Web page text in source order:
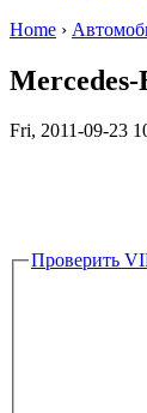
Home ›
Fri, 2011-09-23
Проверить